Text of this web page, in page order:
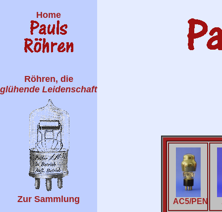
Home
Röhren, die
glühende Leidenschaft
Zur Sammlung AC5/PEN